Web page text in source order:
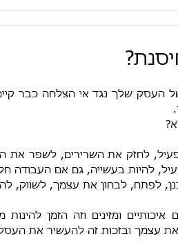
לפתח, לבחון את עצמך, לשווק,
את עצמך ובזכות זה להעשיר את